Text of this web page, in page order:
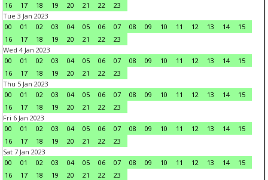
16
17 18 19 20 21 22
23
Tue 3 Jan 2023
00
01 02 03 04 05 06 07 08 09 10 11 12 13 14
15
16
17 18 19 20 21 22
23
Wed 4 Jan 2023
00
01 02 03 04 05 06 07 08 09 10 11 12 13 14
15
16
17 18 19 20 21 22
23
Thu 5 Jan 2023
00
01 02 03 04 05 06 07 08 09 10 11 12 13 14
15
16
17 18 19 20 21 22
23
Fri 6 Jan 2023
00
01 02 03 04 05 06 07 08 09 10 11 12 13 14
15
16
17 18 19 20 21 22
23
Sat 7 Jan 2023
00
01 02 03 04 05 06 07 08 09 10 11 12 13 14
15
16
17 18 19 20 21 22
23